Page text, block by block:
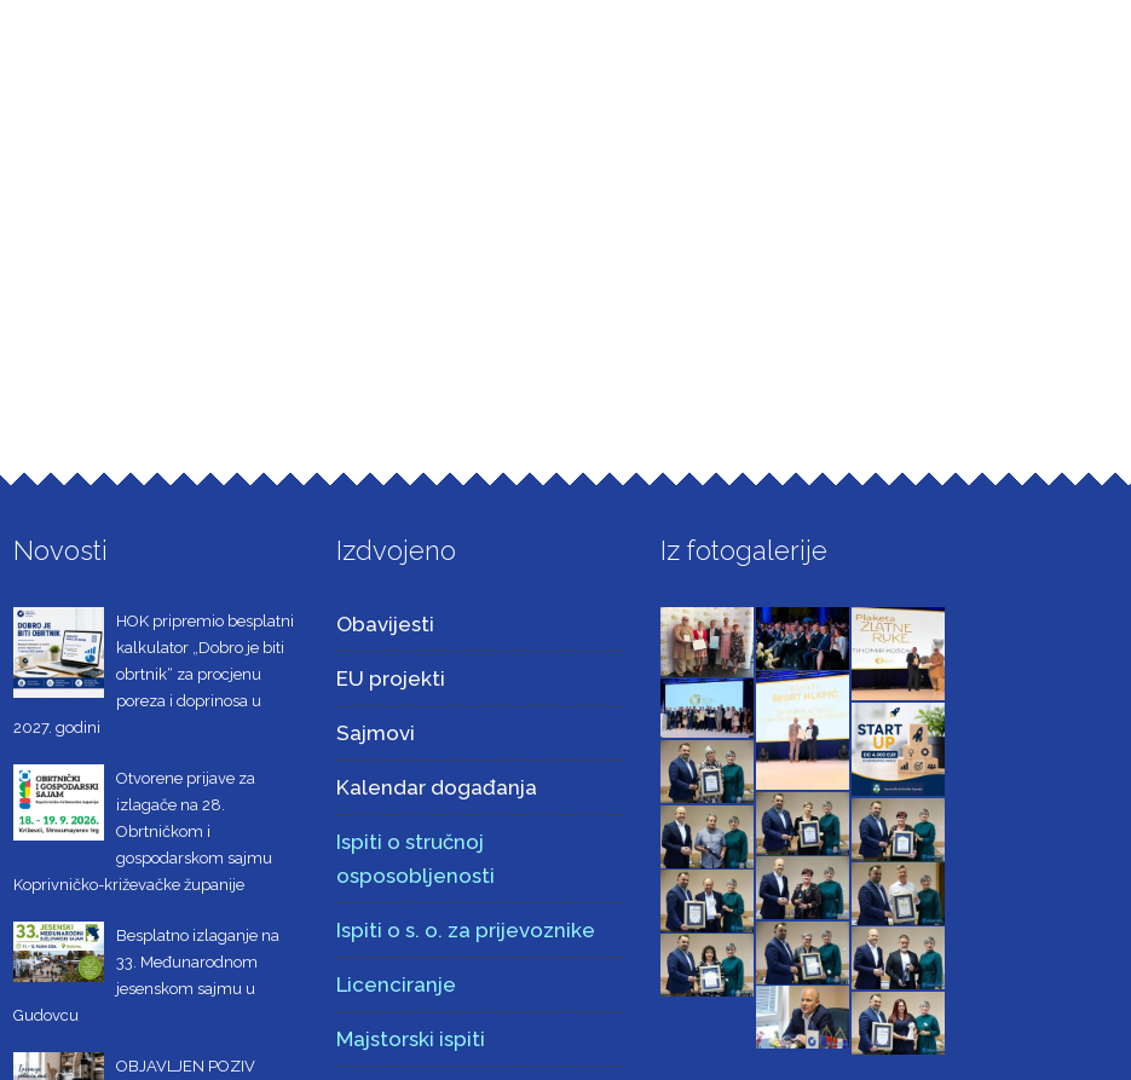
Novosti
HOK pripremio besplatni
kalkulator „Dobro je biti
obrtnik“ za procjenu
poreza i doprinosa u
2027. godini
Otvorene prijave za
izlagače na 28.
Obrtničkom i
gospodarskom sajmu
Koprivničko-križevačke županije
Besplatno izlaganje na
33. Međunarodnom
jesenskom sajmu u
Gudovcu
OBJAVLJEN POZIV
Izdvojeno
Obavijesti
EU projekti
Sajmovi
Kalendar događanja
Ispiti o stručnoj
osposobljenosti
Ispiti o s. o. za prijevoznike
Licenciranje
Majstorski ispiti
Iz fotogalerije